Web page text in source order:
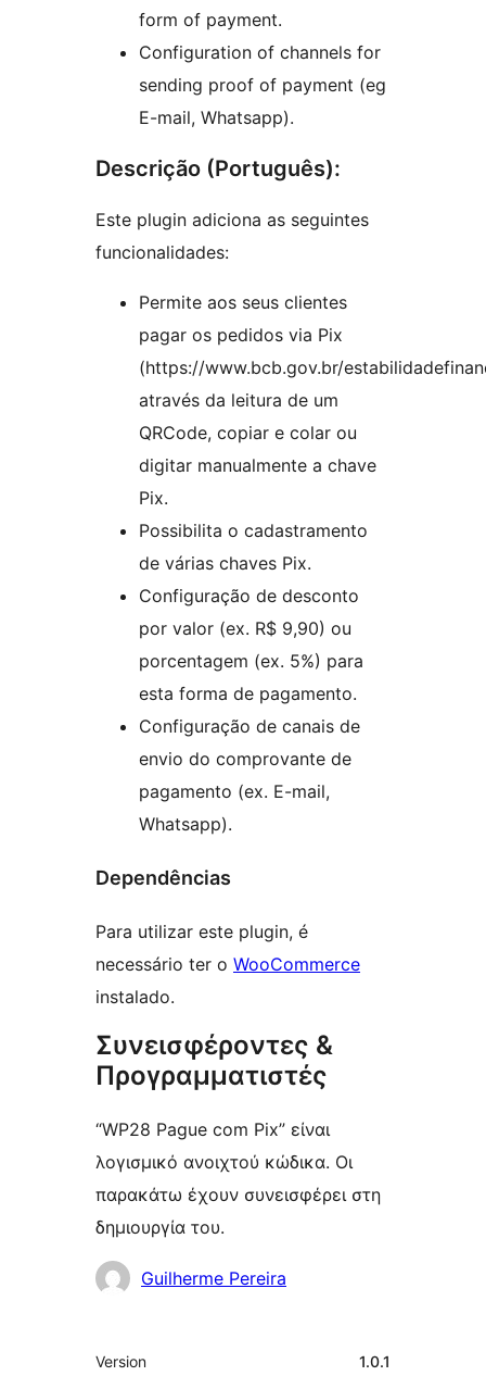
form of payment.
Configuration of channels for
sending proof of payment (eg
E-mail, Whatsapp).
Descrição (Português):
Este plugin adiciona as seguintes
funcionalidades:
Permite aos seus clientes
pagar os pedidos via Pix
(https://www.bcb.gov.br/
através da leitura de um
QRCode, copiar e colar ou
digitar manualmente a chave
Pix.
Possibilita o cadastramento
de várias chaves Pix.
Configuração de desconto
por valor (ex. R$ 9,90) ou
porcentagem (ex. 5%) para
esta forma de pagamento.
Configuração de canais de
envio do comprovante de
pagamento (ex. E-mail,
Whatsapp).
Dependências
Para utilizar este plugin, é
necessário ter o WooCommerce
instalado.
Συνεισφέροντες &
Προγραμματιστές
“WP28 Pague com Pix” είναι
λογισμικό ανοιχτού κώδικα. Οι
παρακάτω έχουν συνεισφέρει στη
δημιουργία του.
Συντελεστές
Guilherme Pereira
Μεταστοιχεία
Version 1.0.1